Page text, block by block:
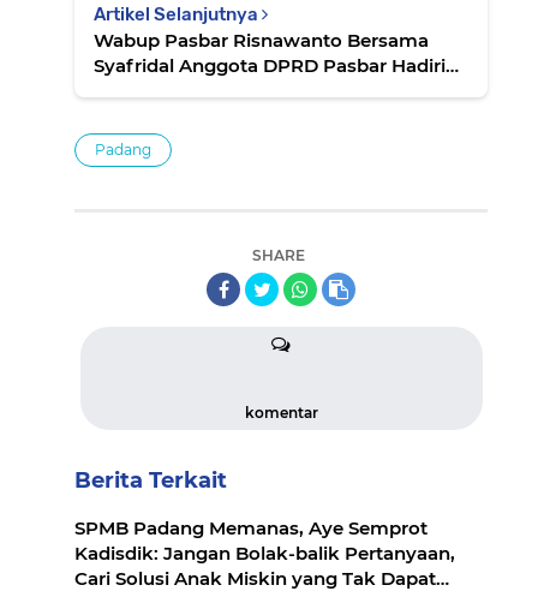
Artikel Selanjutnya
Wabup Pasbar Risnawanto Bersama
Syafridal Anggota DPRD Pasbar Hadiri
Padang
SHARE
komentar
Berita Terkait
SPMB Padang Memanas, Aye Semprot
Kadisdik: Jangan Bolak-balik Pertanyaan,
Cari Solusi Anak Miskin yang Tak Dapat